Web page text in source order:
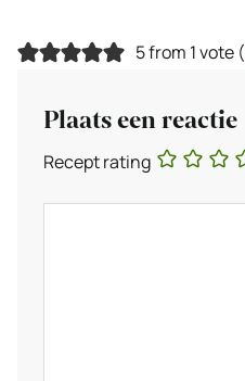
5 from 1 vote (
Plaats een reactie
Recept rating